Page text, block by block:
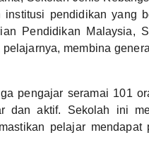
pendidikan yang
Pendidikan Malaysia,
membina
pengajar seramai 101
dan aktif. Sekolah ini
pelajar mendapat